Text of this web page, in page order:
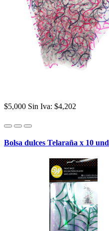
$5,000 Sin Iva: $4,202
Bolsa dulces Telaraña x 10 und